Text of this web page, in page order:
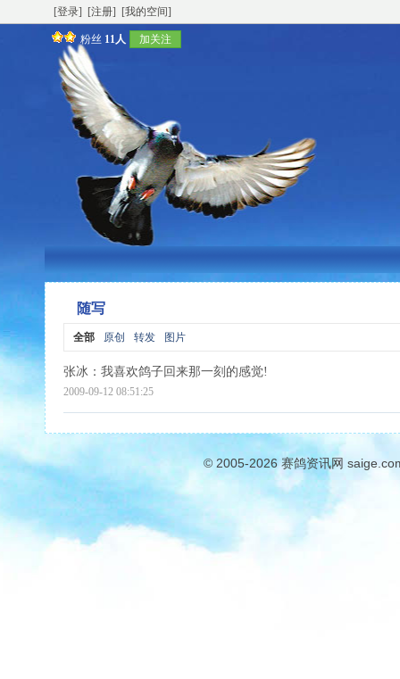
[登录] [注册] [我的空间]
粉丝 11人 加关注
随写
全部 原创 转发 图片
张冰 ：我喜欢鸽子回来那一刻的感觉!
2009-09-12 08:51:25
© 2005-2026赛鸽资讯网